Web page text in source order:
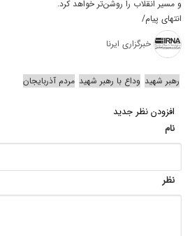
و مسیر انقلاب را روشن‌تر خواهد کرد.
انتهای پیام/
خبرگزاری ایرنا
رهبر شهید وداع با رهبر شهید مردم آذربایجان
افزودن نظر جدید
نام
نظر